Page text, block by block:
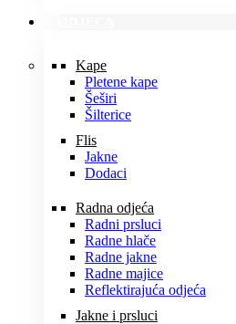
Kape
Pletene kape
Šeširi
Šilterice
Flis
Jakne
Dodaci
Radna odjeća
Radni prsluci
Radne hlače
Radne jakne
Radne majice
Reflektirajuća odjeća
Jakne i prsluci